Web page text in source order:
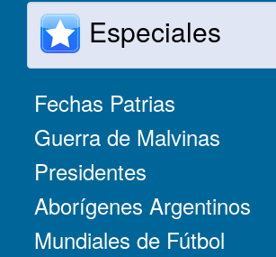
Especiales
Fechas Patrias
Guerra de Malvinas
Presidentes
Aborígenes Argentinos
Mundiales de Fútbol